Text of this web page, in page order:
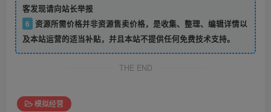
客发现请向站长举报
6
资源所需价格并非资源售卖价格，是收集、整理、编辑详情以
及本站运营的适当补贴，并且本站不提供任何免费技术支持。
THE END
模拟经营